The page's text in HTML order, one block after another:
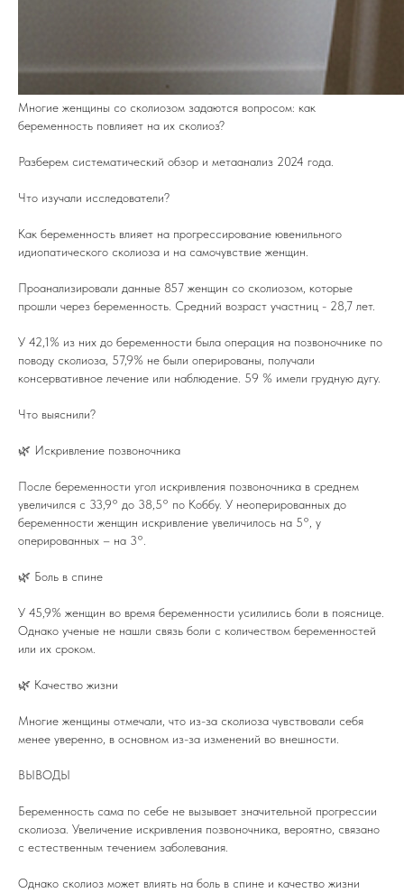
Многие женщины со сколиозом задаются вопросом: как
беременность повлияет на их сколиоз?
Разберем систематический обзор и метаанализ 2024 года.
Что изучали исследователи?
Как беременность влияет на прогрессирование ювенильного
идиопатического сколиоза и на самочувствие женщин.
Проанализировали данные 857 женщин со сколиозом, которые
прошли через беременность. Средний возраст участниц - 28,7 лет.
У 42,1% из них до беременности была операция на позвоночнике по
поводу сколиоза, 57,9% не были оперированы, получали
консервативное лечение или наблюдение. 59 % имели грудную дугу.
Что выяснили?
🌿 Искривление позвоночника
После беременности угол искривления позвоночника в среднем
увеличился с 33,9° до 38,5° по Коббу. У неоперированных до
беременности женщин искривление увеличилось на 5°, у
оперированных – на 3°.
🌿 Боль в спине
У 45,9% женщин во время беременности усилились боли в пояснице.
Однако ученые не нашли связь боли с количеством беременностей
или их сроком.
🌿 Качество жизни
Многие женщины отмечали, что из-за сколиоза чувствовали себя
менее уверенно, в основном из-за изменений во внешности.
ВЫВОДЫ
Беременность сама по себе не вызывает значительной прогрессии
сколиоза. Увеличение искривления позвоночника, вероятно, связано
с естественным течением заболевания.
Однако сколиоз может влиять на боль в спине и качество жизни